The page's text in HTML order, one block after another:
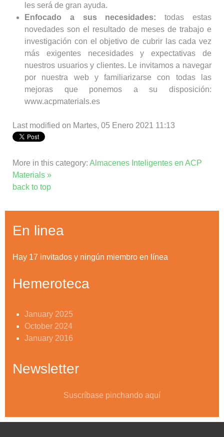
les será de gran ayuda.
Enfocado a sus necesidades: todas estas
novedades son el resultado de meses de trabajo e
investigación con el objetivo de cubrir las cada vez
más exigentes necesidades y expectativas de
nuestros usuarios y clientes. Le invitamos a navegar
por nuestra web y familiarizarse con todas las
mejoras que ponemos a su disposición:
www.acpmaterials.es
Last modified on Martes, 05 Enero 2021 11:13
More in this category: Almacenes Inteligentes en ACP
Materials »
back to top
En linea
Hay 17 invitados y ningún miembro en línea
Hemeroteca
January 2025
October 2024
January 2016
Newsletter
Suscríbase pinchando aquí